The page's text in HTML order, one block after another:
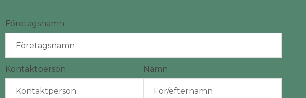
Företagsnamn
Kontaktperson Namn